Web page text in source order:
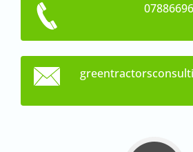
greentractorscon